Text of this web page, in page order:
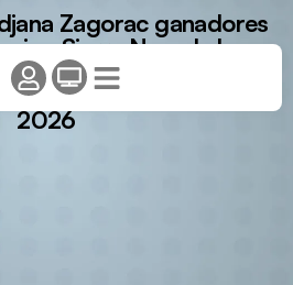
Zagorac ganadores
Sierra Nevada by
segunda prueba
de Snowrunning
2026